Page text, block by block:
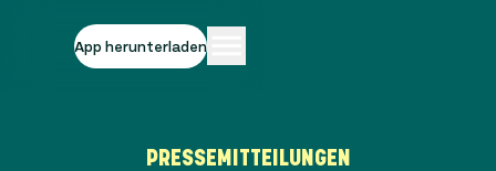
App herunterladen
PRESSEMITTEILUNGEN